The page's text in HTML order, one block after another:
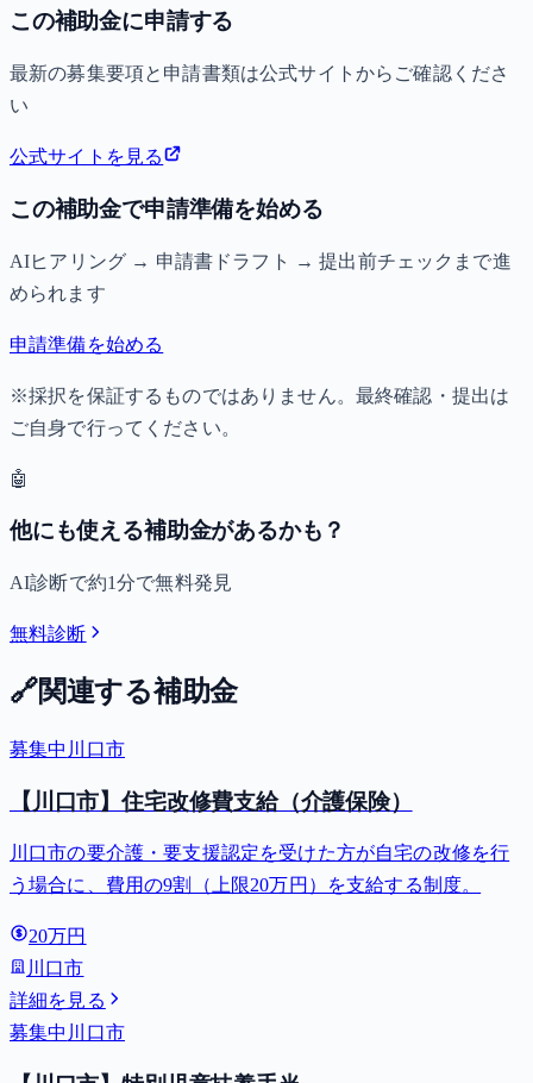
この補助金に申請する
最新の募集要項と申請書類は公式サイトからご確認くださ
い
公式サイトを見る
この補助金で申請準備を始める
AIヒアリング → 申請書ドラフト → 提出前チェックまで進
められます
申請準備を始める
※採択を保証するものではありません。最終確認・提出は
ご自身で行ってください。
🤖
他にも使える補助金があるかも？
AI診断で約1分で無料発見
無料診断
🔗関連する補助金
募集中 川口市
【川口市】住宅改修費支給（介護保険）
川口市の要介護・要支援認定を受けた方が自宅の改修を行
う場合に、費用の9割（上限20万円）を支給する制度。
20万円
川口市
詳細を見る
募集中 川口市